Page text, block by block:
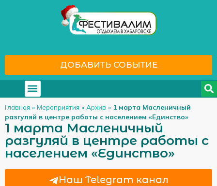
ДОБАВИТЬ СОБЫТИЕ
Главная » Мероприятия » Архив » 1 марта Масленичный
разгуляй в центре работы с населением «Единство»
1 марта Масленичный
разгуляй в центре работы с
населением «Единство»
Наш Telegram канал